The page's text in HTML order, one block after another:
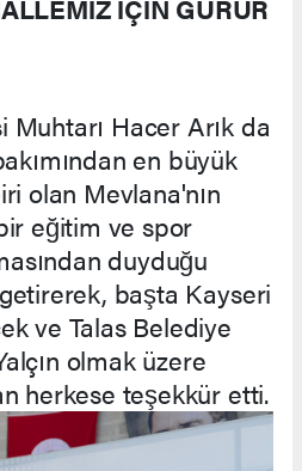
Hacer Arık da
en büyük
olan Mevlana'nın
eğitim ve spor
duyduğu
başta Kayseri
ve Talas Belediye
olmak üzere
herkese teşekkür etti.